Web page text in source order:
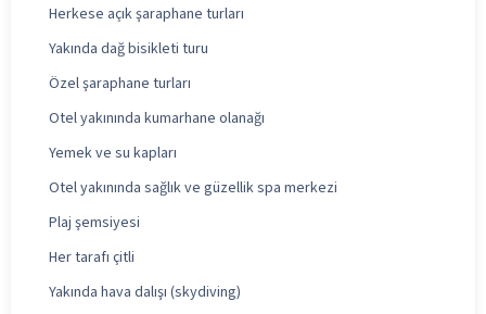
Herkese açık şaraphane turları
Yakında dağ bisikleti turu
Özel şaraphane turları
Otel yakınında kumarhane olanağı
Yemek ve su kapları
Otel yakınında sağlık ve güzellik spa merkezi
Plaj şemsiyesi
Her tarafı çitli
Yakında hava dalışı (skydiving)